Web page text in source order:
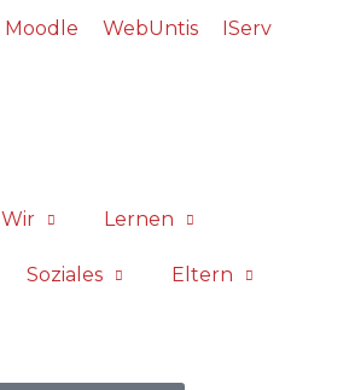
Moodle WebUntis IServ
Wir Lernen
Soziales Eltern